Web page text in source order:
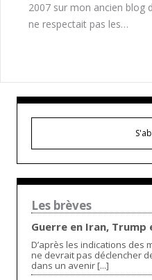
2007 sur mon ancien blog
ne respectait pas les…
Les brèves
Guerre en Iran, Trump
D’après les indications des
ne devrait pas déclencher
dans un avenir [...]